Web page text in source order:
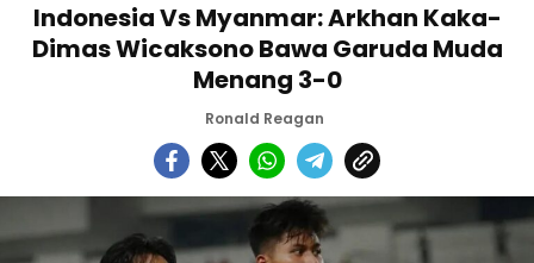
Indonesia Vs Myanmar: Arkhan Kaka-
Dimas Wicaksono Bawa Garuda Muda
Menang 3-0
Ronald Reagan